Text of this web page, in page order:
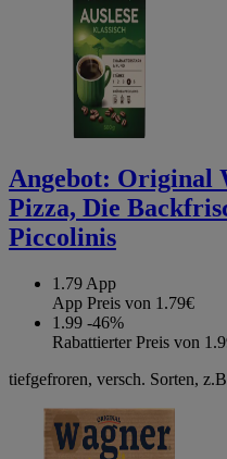
Angebot: Original
Pizza, Die
Piccolinis
1.79 App
App Preis von 1.79€
1.99 -46%
Rabattierter Preis von
tiefgefroren, versch. Sorten,